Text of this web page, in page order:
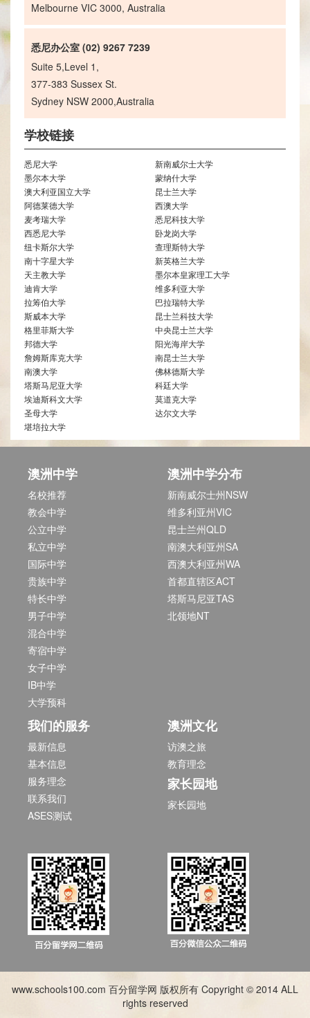
Melbourne VIC 3000, Australia
悉尼办公室 (02) 9267 7239
Suite 5,Level 1,
377-383 Sussex St.
Sydney NSW 2000,Australia
学校链接
悉尼大学
新南威尔士大学
墨尔本大学
蒙纳什大学
澳大利亚国立大学
昆士兰大学
阿德莱德大学
西澳大学
麦考瑞大学
悉尼科技大学
西悉尼大学
卧龙岗大学
纽卡斯尔大学
查理斯特大学
南十字星大学
新英格兰大学
天主教大学
墨尔本皇家理工大学
迪肯大学
维多利亚大学
拉筹伯大学
巴拉瑞特大学
斯威本大学
昆士兰科技大学
格里菲斯大学
中央昆士兰大学
邦德大学
阳光海岸大学
詹姆斯库克大学
南昆士兰大学
南澳大学
佛林德斯大学
塔斯马尼亚大学
科廷大学
埃迪斯科文大学
莫道克大学
圣母大学
达尔文大学
堪培拉大学
澳洲中学
名校推荐
教会中学
公立中学
私立中学
国际中学
贵族中学
特长中学
男子中学
混合中学
寄宿中学
女子中学
IB中学
大学预科
澳洲中学分布
新南威尔士州NSW
维多利亚州VIC
昆士兰州QLD
南澳大利亚州SA
西澳大利亚州WA
首都直辖区ACT
塔斯马尼亚TAS
北领地NT
我们的服务
最新信息
基本信息
服务理念
联系我们
ASES测试
澳洲文化
访澳之旅
教育理念
家长园地
家长园地
www.schools100.com 百分留学网 版权所有 Copyright © 2014 ALL
rights reserved